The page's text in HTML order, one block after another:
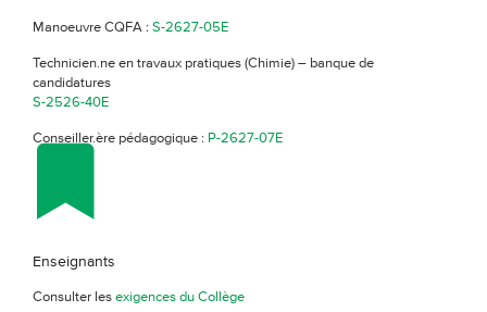
Manoeuvre CQFA : S-2627-05E
Technicien.ne en travaux pratiques (Chimie) – banque de
candidatures
S-2526-40E
Conseiller.ère pédagogique : P-2627-07E
Enseignants
Consulter les exigences du Collège